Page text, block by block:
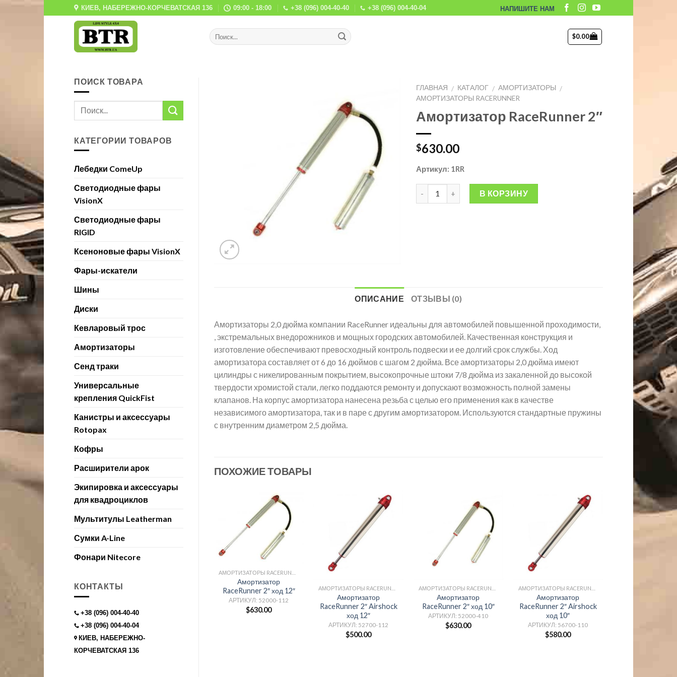
to
КИЕВ, НАБЕРЕЖНО-КОРЧЕВАТСКАЯ 136 09:00 - 18:00 +38 (096) 004-40-40 +38 (096) 004-40-04 НАПИШИТЕ НАМ
$0.00
ГЛАВНАЯ / КАТАЛОГ / АМОРТИЗАТОРЫ /
АМОРТИЗАТОРЫ RACERUNNER
Амортизатор RaceRunner 2″
$630.00
Артикул: 1RR
В КОРЗИНУ
ОПИСАНИЕ ОТЗЫВЫ (0)
Амортизаторы 2,0 дюйма компании RaceRunner идеальны для автомобилей повышенной проходимости,
, экстремальных внедорожников и мощных городских автомобилей. Качественная конструкция и
изготовление обеспечивают превосходный контроль подвески и ее долгий срок службы. Ход
амортизатора составляет от 6 до 16 дюймов с шагом 2 дюйма. Все амортизаторы 2,0 дюйма имеют
цилиндры с никелированным покрытием, высокопрочные штоки 7/8 дюйма из закаленной до высокой
твердости хромистой стали, легко поддаются ремонту и допускают возможность полной замены
клапанов. На корпус амортизатора нанесена резьба с целью его применения как в качестве
независимого амортизатора, так и в паре с другим амортизатором. Используются стандартные пружины
с внутренним диаметром 2,5 дюйма.
ПОХОЖИЕ ТОВАРЫ
Амортизатор
RaceRunner 2″ ход 12″
АРТИКУЛ: 52000-112
$630.00
Амортизатор
RaceRunner 2″ Airshock
ход 12″
АРТИКУЛ: 52700-112
$500.00
Амортизатор
RaceRunner 2″ ход 10″
АРТИКУЛ: 52000-410
$630.00
Амортизатор
RaceRunner 2″ Airshock
ход 10″
АРТИКУЛ: 56700-110
$580.00
ПОИСК ТОВАРА
КАТЕГОРИИ ТОВАРОВ
Лебедки ComeUp
Светодиодные фары
VisionX
Светодиодные фары
RIGID
Ксеноновые фары VisionX
Фары-искатели
Шины
Диски
Кевларовый трос
Амортизаторы
Сенд траки
Универсальные
крепления QuickFist
Канистры и аксессуары
Rotopax
Кофры
Расширители арок
Экипировка и аксессуары
для квадроциклов
Мультитулы Leatherman
Сумки A-Line
Фонари Nitecore
КОНТАКТЫ
+38 (096) 004-40-40
+38 (096) 004-40-04
КИЕВ, НАБЕРЕЖНО-
КОРЧЕВАТСКАЯ 136